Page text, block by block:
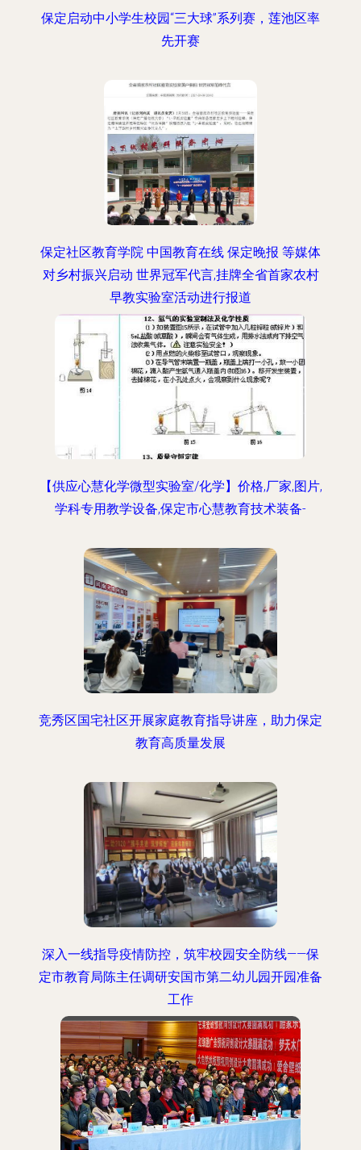
保定启动中小学生校园“三大球”系列赛，莲池区率
先开赛
保定社区教育学院 中国教育在线 保定晚报 等媒体
对乡村振兴启动 世界冠军代言,挂牌全省首家农村
早教实验室活动进行报道
【供应心慧化学微型实验室/化学】价格,厂家,图片,
学科专用教学设备,保定市心慧教育技术装备-
竞秀区国宅社区开展家庭教育指导讲座，助力保定
教育高质量发展
深入一线指导疫情防控，筑牢校园安全防线——保
定市教育局陈主任调研安国市第二幼儿园开园准备
工作